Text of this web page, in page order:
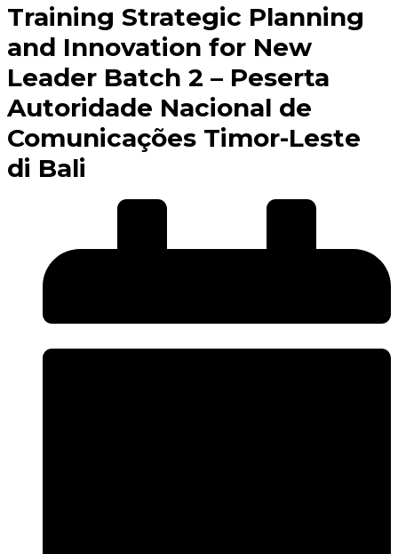
Training Strategic Planning
and Innovation for New
Leader Batch 2 – Peserta
Autoridade Nacional de
Comunicações Timor-Leste
di Bali